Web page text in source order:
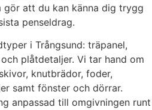
gör att du kan känna dig trygg
penseldrag.
i Trångsund: träpanel,
plåtdetaljer. Vi tar hand om
knutbrädor, foder,
samt fönster och dörrar.
anpassad till omgivningen runt